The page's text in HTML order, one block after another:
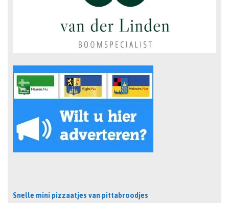
Snelle mini pizzaatjes van pittabroodjes